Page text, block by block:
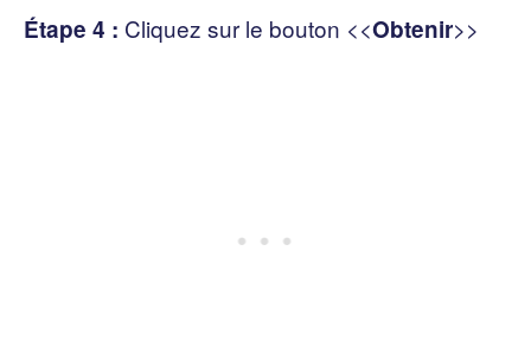
Étape 4 : Cliquez sur le bouton <<Obtenir>>